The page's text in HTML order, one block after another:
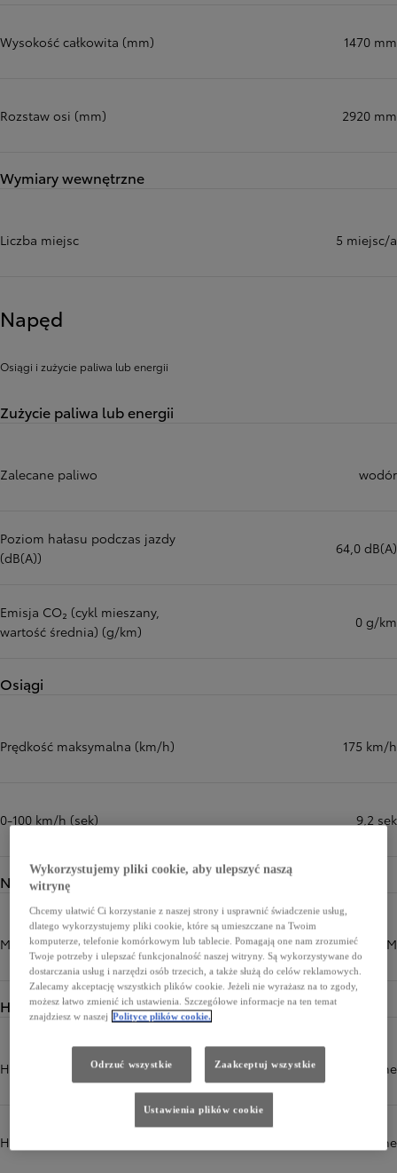
Wysokość całkowita (mm) 1470 mm
Rozstaw osi (mm) 2920 mm
Wymiary wewnętrzne
Liczba miejsc 5 miejsc/a
Napęd
Osiągi i zużycie paliwa lub energii
Zużycie paliwa lub energii
Zalecane paliwo wodór
Poziom hałasu podczas jazdy
(dB(A))
64,0 dB(A)
Emisja CO₂ (cykl mieszany,
wartość średnia) (g/km)
0 g/km
Osiągi
Prędkość maksymalna (km/h) 175 km/h
0-100 km/h (sek) 9,2 sek
Napęd
Moc maksymalna (KM) 182 KM
Hamulce
Hamulce przód tarczowe wentylowane
Hamulce tył tarczowe wentylowane
Wykorzystujemy pliki cookie, aby ulepszyć naszą
witrynę
Chcemy ułatwić Ci korzystanie z naszej strony i usprawnić świadczenie usług,
dlatego wykorzystujemy pliki cookie, które są umieszczane na Twoim
komputerze, telefonie komórkowym lub tablecie. Pomagają one nam zrozumieć
Twoje potrzeby i ulepszać funkcjonalność naszej witryny. Są wykorzystywane do
dostarczania usług i narzędzi osób trzecich, a także służą do celów reklamowych.
Zalecamy akceptację wszystkich plików cookie. Jeżeli nie wyrażasz na to zgody,
możesz łatwo zmienić ich ustawienia. Szczegółowe informacje na ten temat
znajdziesz w naszej Polityce plików cookie.
Odrzuć wszystkie Zaakceptuj wszystkie
Ustawienia plików cookie